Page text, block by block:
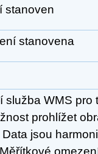
stanoven
stanovena
služba WMS pro
prohlížet
jsou